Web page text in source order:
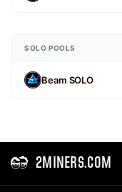
SOLO POOLS
Beam SOLO
2MINERS.COM